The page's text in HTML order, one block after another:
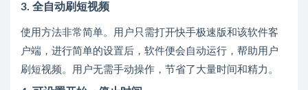
3. 全自动刷短视频
使用方法非常简单。用户只需打开快手极速版和该软件客
户端，进行简单的设置后，软件便会自动运行，帮助用户
刷短视频。用户无需手动操作，节省了大量时间和精力。